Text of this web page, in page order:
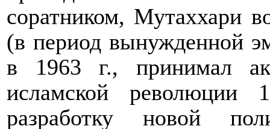
соратником, Мутаххари
(в период вынужденной
в 1963 г., принимал
исламской революции
разработку новой